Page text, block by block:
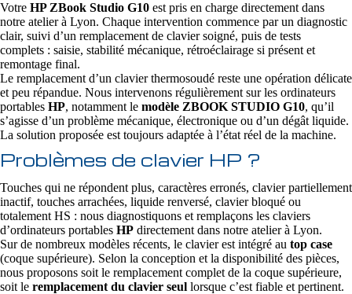
Votre HP ZBook Studio G10 est pris en charge directement dans
notre atelier à Lyon. Chaque intervention commence par un diagnostic
clair, suivi d’un remplacement de clavier soigné, puis de tests
complets : saisie, stabilité mécanique, rétroéclairage si présent et
remontage final.
Le remplacement d’un clavier thermosoudé reste une opération délicate
et peu répandue. Nous intervenons régulièrement sur les ordinateurs
portables HP, notamment le modèle ZBOOK STUDIO G10, qu’il
s’agisse d’un problème mécanique, électronique ou d’un dégât liquide.
La solution proposée est toujours adaptée à l’état réel de la machine.
Problèmes de clavier HP ?
Touches qui ne répondent plus, caractères erronés, clavier partiellement
inactif, touches arrachées, liquide renversé, clavier bloqué ou
totalement HS : nous diagnostiquons et remplaçons les claviers
d’ordinateurs portables HP directement dans notre atelier à Lyon.
Sur de nombreux modèles récents, le clavier est intégré au top case
(coque supérieure). Selon la conception et la disponibilité des pièces,
nous proposons soit le remplacement complet de la coque supérieure,
soit le remplacement du clavier seul lorsque c’est fiable et pertinent.